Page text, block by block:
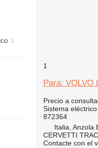
1
Para: VOLVO
Precio a
Sistema
872364
Italia, Anzola
CERVETTI
Contacte con el